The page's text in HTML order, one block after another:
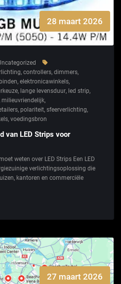
28 maart 2026
, controllers, dimmers,
, elektronicawinkels,
, lange levensduur, led strip,
milieuvriendelijk,
, polariteit, sfeerverlichting,
, voedingsbron
van LED Strips voor
weten over LED Strips Een LED
verlichtingsoplossing die
kantoren en commerciële
27 maart 2026